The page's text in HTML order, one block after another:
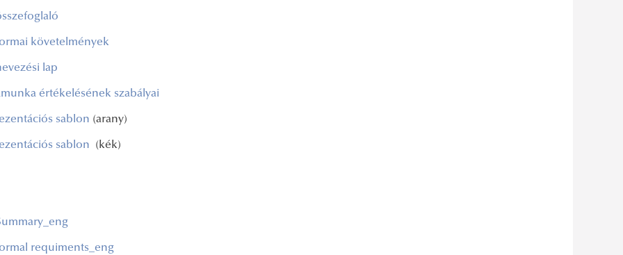
követelmények
lap
értékelésének szabályai
sablon (arany)
sablon (kék)
requiments_eng